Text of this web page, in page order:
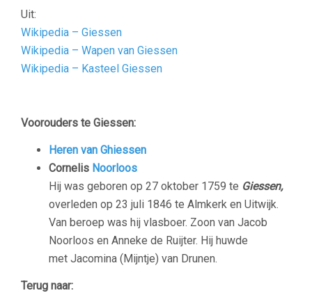
Uit:
Wikipedia – Giessen
Wikipedia – Wapen van Giessen
Wikipedia – Kasteel Giessen
Voorouders te Giessen:
Heren van Ghiessen
Cornelis Noorloos
Hij was geboren op 27 oktober 1759 te Giessen,
overleden op 23 juli 1846 te Almkerk en Uitwijk.
Van beroep was hij vlasboer. Zoon van Jacob
Noorloos en Anneke de Ruijter. Hij huwde
met Jacomina (Mijntje) van Drunen.
Terug naar: